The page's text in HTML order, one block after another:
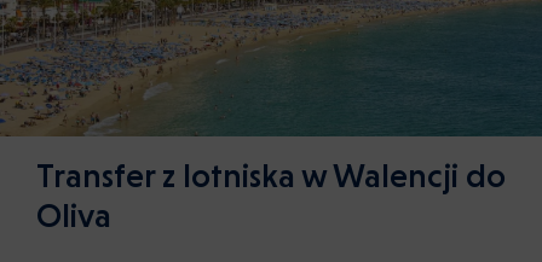
Transfer z lotniska w Walencji do
Oliva